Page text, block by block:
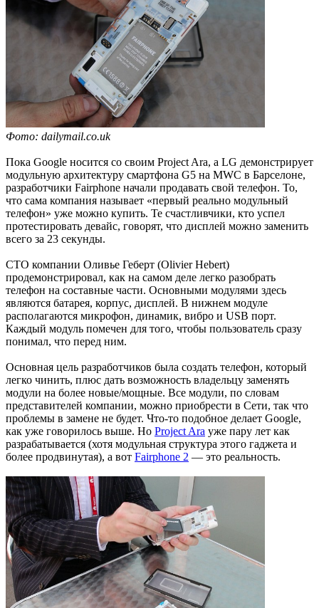
Фото: dailymail.co.uk
Пока Google носится со своим Project Ara, а LG демонстрирует
модульную архитектуру смартфона G5 на MWC в Барселоне,
разработчики Fairphone начали продавать свой телефон. То,
что сама компания называет «первый реально модульный
телефон» уже можно купить. Те счастливчики, кто успел
протестировать девайс, говорят, что дисплей можно заменить
всего за 23 секунды.
CTO компании Оливье Геберт (Olivier Hebert)
продемонстрировал, как на самом деле легко разобрать
телефон на составные части. Основными модулями здесь
являются батарея, корпус, дисплей. В нижнем модуле
располагаются микрофон, динамик, вибро и USB порт.
Каждый модуль помечен для того, чтобы пользователь сразу
понимал, что перед ним.
Основная цель разработчиков была создать телефон, который
легко чинить, плюс дать возможность владельцу заменять
модули на более новые/мощные. Все модули, по словам
представителей компании, можно приобрести в Сети, так что
проблемы в замене не будет. Что-то подобное делает Google,
как уже говорилось выше. Но Project Ara уже пару лет как
разрабатывается (хотя модульная структура этого гаджета и
более продвинутая), а вот Fairphone 2 — это реальность.